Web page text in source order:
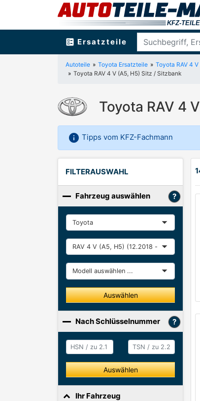
ballot Ersatzteile
Autoteile Toyota Ersatzteile Toyota RAV 4 V
Toyota RAV 4 V (A5, H5) Sitz / Sitzbank
Toyota RAV 4
info Tipps vom KFZ-Fachmann
FILTERAUSWAHL
Fahrzeug auswählen
Hersteller
Baureihe
Modell
Auswählen
Nach Schlüsselnummer
HSN / zu 2.1 HSN / zu 2.2
Auswählen
Ihr Fahrzeug